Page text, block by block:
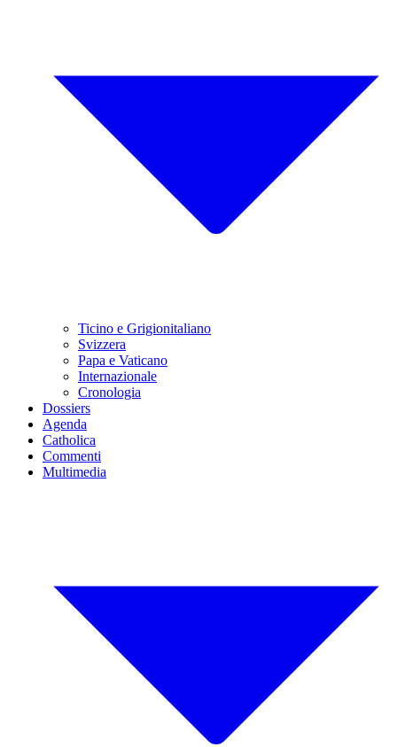
Ticino e Grigionitaliano
Svizzera
Papa e Vaticano
Internazionale
Cronologia
Dossiers
Agenda
Catholica
Commenti
Multimedia